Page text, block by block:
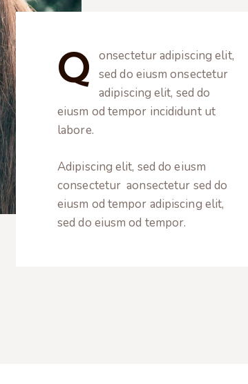
Q
onsectetur adipiscing elit,
sed do eiusm onsectetur
adipiscing elit, sed do
eiusm od tempor incididunt ut
labore.
Adipiscing elit, sed do eiusm
consectetur aonsectetur sed do
eiusm od tempor adipiscing elit,
sed do eiusm od tempor.